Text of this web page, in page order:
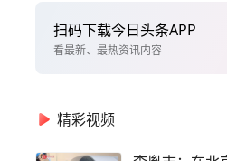
扫码下载今日头条APP
看最新、最热资讯内容
精彩视频